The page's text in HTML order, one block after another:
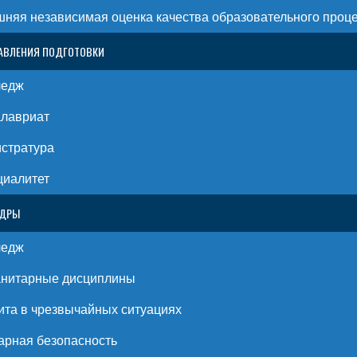
независимая оценка качества образовательного
ПОДГОТОВКИ
дисциплины
в чрезвычайных ситуациях
безопасность